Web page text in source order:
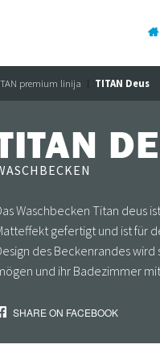
premium linija TITAN Deus
Waschbecken Titan deus
gefertigt und ist für
des Beckenrandes
und ihr Badezimmer
SHARE ON FACEBOOK